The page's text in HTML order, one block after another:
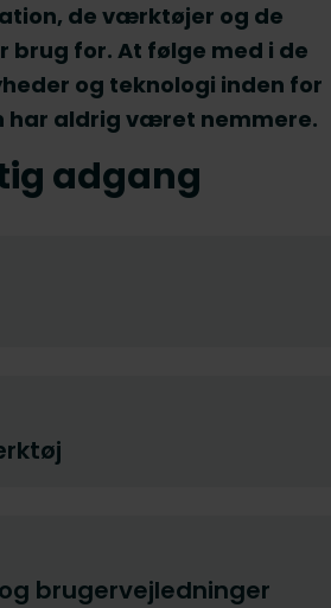
de værktøjer og de
brug for. At følge med i de
og teknologi inden for
har aldrig været nemmere.
adgang
brugervejledninger